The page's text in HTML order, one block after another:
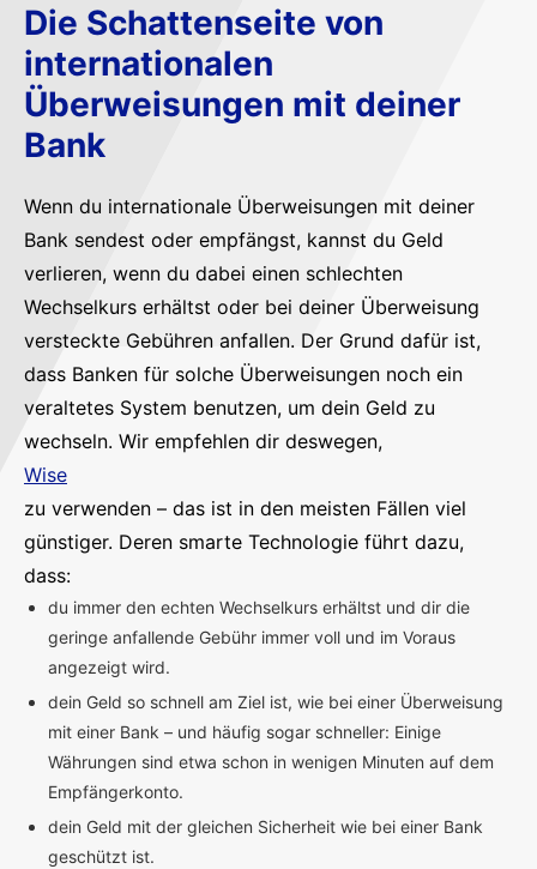
Die Schattenseite von
internationalen
Überweisungen mit deiner
Bank
Wenn du internationale Überweisungen mit deiner
Bank sendest oder empfängst, kannst du Geld
verlieren, wenn du dabei einen schlechten
Wechselkurs erhältst oder bei deiner Überweisung
versteckte Gebühren anfallen. Der Grund dafür ist,
dass Banken für solche Überweisungen noch ein
veraltetes System benutzen, um dein Geld zu
wechseln. Wir empfehlen dir deswegen,
Wise
zu verwenden – das ist in den meisten Fällen viel
günstiger. Deren smarte Technologie führt dazu,
dass:
du immer den echten Wechselkurs erhältst und dir die
geringe anfallende Gebühr immer voll und im Voraus
angezeigt wird.
dein Geld so schnell am Ziel ist, wie bei einer Überweisung
mit einer Bank – und häufig sogar schneller: Einige
Währungen sind etwa schon in wenigen Minuten auf dem
Empfängerkonto.
dein Geld mit der gleichen Sicherheit wie bei einer Bank
geschützt ist.